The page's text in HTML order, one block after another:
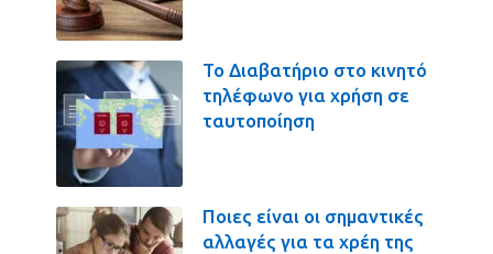
Το Διαβατήριο στο κινητό
τηλέφωνο για χρήση σε
ταυτοποίηση
Ποιες είναι οι σημαντικές
αλλαγές για τα χρέη της